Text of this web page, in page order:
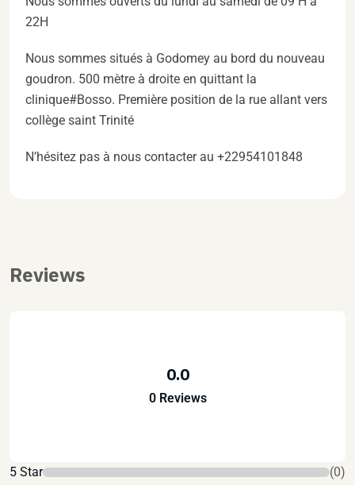
22H
Nous sommes situés à Godomey au bord du nouveau
goudron. 500 mètre à droite en quittant la
clinique#Bosso. Première position de la rue allant vers
collège saint Trinité
N’hésitez pas à nous contacter au +22954101848
Reviews
0.0
0 Reviews
5 Star (0)